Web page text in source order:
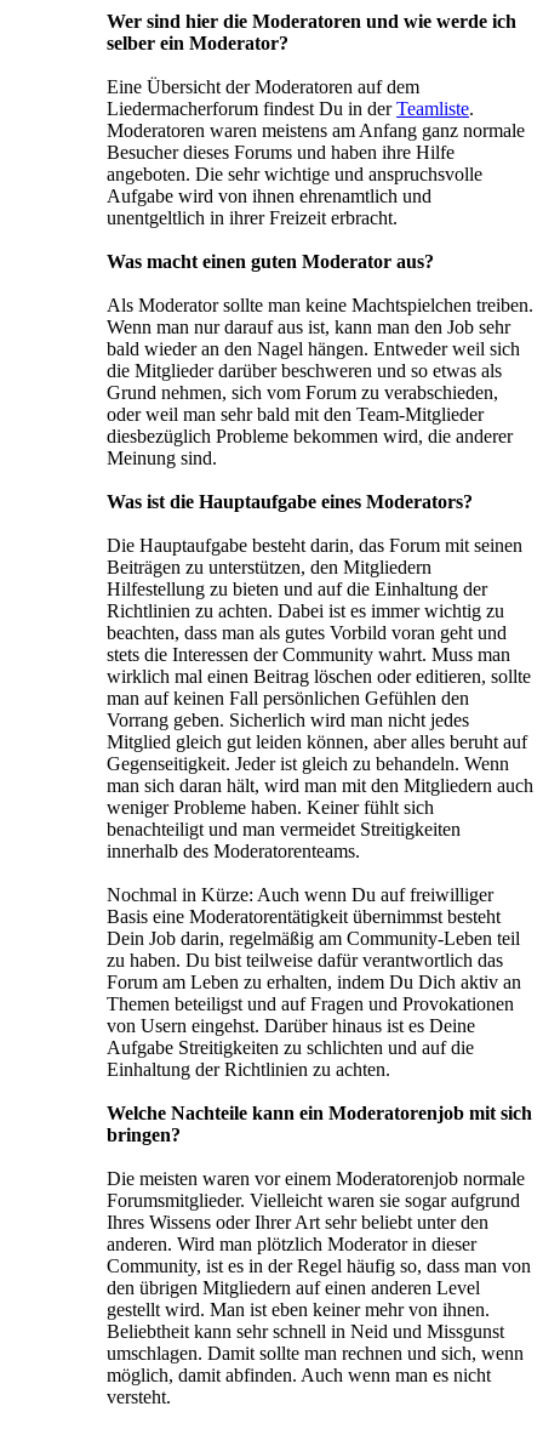
Wer sind hier die Moderatoren und wie werde ich
selber ein Moderator?
Eine Übersicht der Moderatoren auf dem
Liedermacherforum findest Du in derTeamliste.
Moderatoren waren meistens am Anfang ganz normale
Besucher dieses Forums und haben ihre Hilfe
angeboten. Die sehr wichtige und anspruchsvolle
Aufgabe wird von ihnen ehrenamtlich und
unentgeltlich in ihrer Freizeit erbracht.
Was macht einen guten Moderator aus?
Als Moderator sollte man keine Machtspielchen treiben.
Wenn man nur darauf aus ist, kann man den Job sehr
bald wieder an den Nagel hängen. Entweder weil sich
die Mitglieder darüber beschweren und so etwas als
Grund nehmen, sich vom Forum zu verabschieden,
oder weil man sehr bald mit den Team-Mitglieder
diesbezüglich Probleme bekommen wird, die anderer
Meinung sind.
Was ist die Hauptaufgabe eines Moderators?
Die Hauptaufgabe besteht darin, das Forum mit seinen
Beiträgen zu unterstützen, den Mitgliedern
Hilfestellung zu bieten und auf die Einhaltung der
Richtlinien zu achten. Dabei ist es immer wichtig zu
beachten, dass man als gutes Vorbild voran geht und
stets die Interessen der Community wahrt. Muss man
wirklich mal einen Beitrag löschen oder editieren, sollte
man auf keinen Fall persönlichen Gefühlen den
Vorrang geben. Sicherlich wird man nicht jedes
Mitglied gleich gut leiden können, aber alles beruht auf
Gegenseitigkeit. Jeder ist gleich zu behandeln. Wenn
man sich daran hält, wird man mit den Mitgliedern auch
weniger Probleme haben. Keiner fühlt sich
benachteiligt und man vermeidet Streitigkeiten
innerhalb des Moderatorenteams.
Nochmal in Kürze: Auch wenn Du auf freiwilliger
Basis eine Moderatorentätigkeit übernimmst besteht
Dein Job darin, regelmäßig am Community-Leben teil
zu haben. Du bist teilweise dafür verantwortlich das
Forum am Leben zu erhalten, indem Du Dich aktiv an
Themen beteiligst und auf Fragen und Provokationen
von Usern eingehst. Darüber hinaus ist es Deine
Aufgabe Streitigkeiten zu schlichten und auf die
Einhaltung der Richtlinien zu achten.
Welche Nachteile kann ein Moderatorenjob mit sich
bringen?
Die meisten waren vor einem Moderatorenjob normale
Forumsmitglieder. Vielleicht waren sie sogar aufgrund
Ihres Wissens oder Ihrer Art sehr beliebt unter den
anderen. Wird man plötzlich Moderator in dieser
Community, ist es in der Regel häufig so, dass man von
den übrigen Mitgliedern auf einen anderen Level
gestellt wird. Man ist eben keiner mehr von ihnen.
Beliebtheit kann sehr schnell in Neid und Missgunst
umschlagen. Damit sollte man rechnen und sich, wenn
möglich, damit abfinden. Auch wenn man es nicht
versteht.